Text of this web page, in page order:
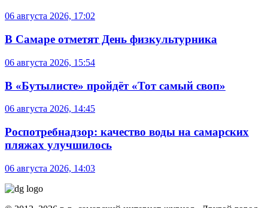
06 августа 2026, 17:02
В Самаре отметят День физкультурника
06 августа 2026, 15:54
В «Бутылисте» пройдёт «Тот самый своп»
06 августа 2026, 14:45
Роспотребнадзор: качество воды на самарских
пляжах улучшилось
06 августа 2026, 14:03